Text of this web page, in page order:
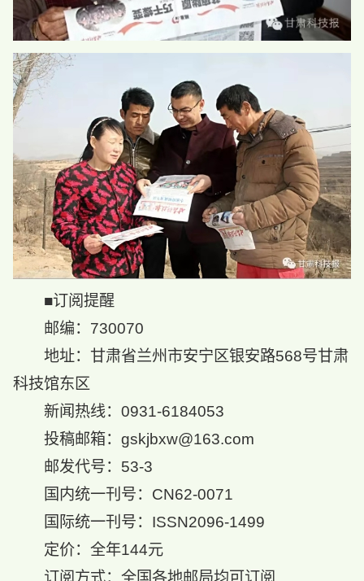
■订阅提醒
邮编：730070
地址：甘肃省兰州市安宁区银安路568号甘肃
科技馆东区
新闻热线：0931-6184053
投稿邮箱：gskjbxw@163.com
邮发代号：53-3
国内统一刊号：CN62-0071
国际统一刊号：ISSN2096-1499
定价：全年144元